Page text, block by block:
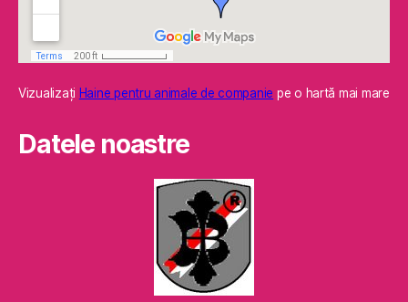
Vizualizaţi Haine pentru animale de companie pe o hartă mai mare
Datele noastre